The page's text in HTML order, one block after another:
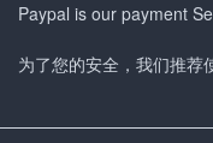
Paypal is our payment
为了您的安全，我们推荐